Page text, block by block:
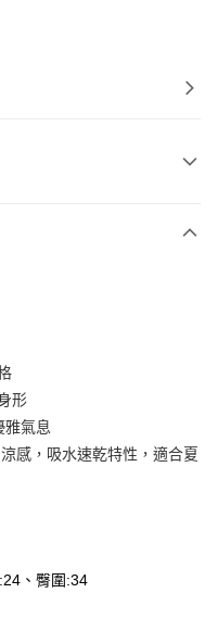
的支付方式。 讓您購物簡單
形
雅氣息
感，吸水速乾特性，適合夏
、臀圍:34